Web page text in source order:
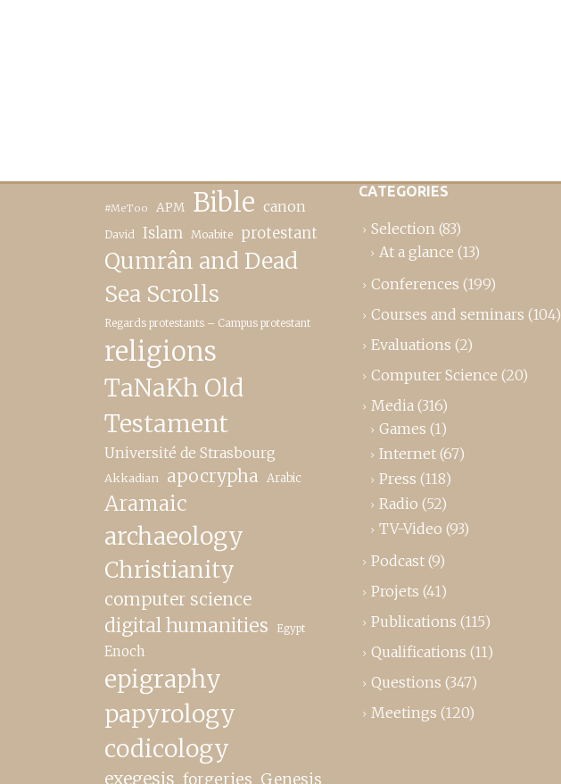
#MeToo APM Bible canon
David Islam Moabite protestant
Qumrân and Dead
Sea Scrolls
Regards protestants – Campus protestant
religions
TaNaKh Old
Testament
Université de Strasbourg
Akkadian apocrypha Arabic
Aramaic
archaeology
Christianity
computer science
digital humanities Egypt
Enoch
epigraphy
papyrology
codicology
exegesis forgeries Genesis
CATEGORIES
Selection (83)
At a glance (13)
Conferences (199)
Courses and seminars (104)
Evaluations (2)
Computer Science (20)
Media (316)
Games (1)
Internet (67)
Press (118)
Radio (52)
TV-Video (93)
Podcast (9)
Projets (41)
Publications (115)
Qualifications (11)
Questions (347)
Meetings (120)